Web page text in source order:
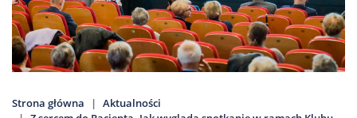
801
502
302
Strona główna
Aktualności